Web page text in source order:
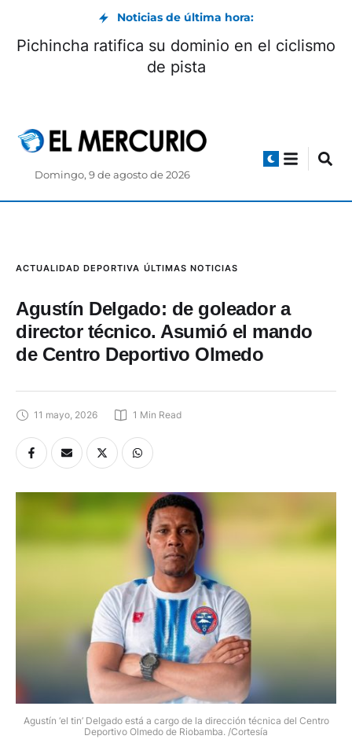
Noticias de última hora:
Pichincha ratifica su dominio en el ciclismo
de pista
Domingo, 9 de agosto de 2026
ACTUALIDAD DEPORTIVA ÚLTIMAS NOTICIAS
Agustín Delgado: de goleador a
director técnico. Asumió el mando
de Centro Deportivo Olmedo
11 mayo, 2026 1 Min Read
Agustín ‘el tin’ Delgado está a cargo de la dirección técnica del Centro
Deportivo Olmedo de Riobamba. /Cortesía